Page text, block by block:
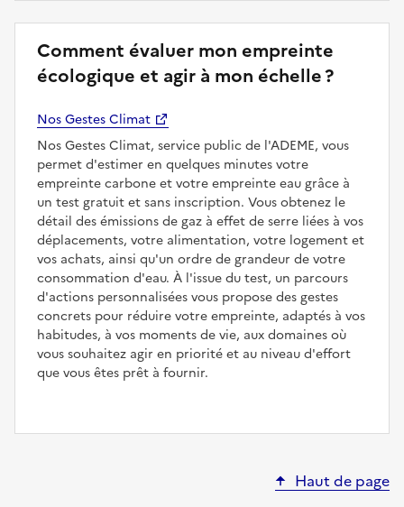
Comment évaluer mon empreinte
écologique et agir à mon échelle ?
Nos Gestes Climat
Nos Gestes Climat, service public de l'ADEME, vous
permet d'estimer en quelques minutes votre
empreinte carbone et votre empreinte eau grâce à
un test gratuit et sans inscription. Vous obtenez le
détail des émissions de gaz à effet de serre liées à vos
déplacements, votre alimentation, votre logement et
vos achats, ainsi qu'un ordre de grandeur de votre
consommation d'eau. À l'issue du test, un parcours
d'actions personnalisées vous propose des gestes
concrets pour réduire votre empreinte, adaptés à vos
habitudes, à vos moments de vie, aux domaines où
vous souhaitez agir en priorité et au niveau d'effort
que vous êtes prêt à fournir.
Haut de page